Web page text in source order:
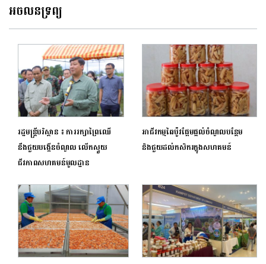
អចលនទ្រព្យ
រដ្ឋមន្រ្តីបរិស្ថាន ៖ ការរក្សាព្រៃឈើ
នឹងជួយបង្កើនចំណូល លើកស្ទួយ
ជីវភាពសហគមន៍មូលដ្ឋាន
អាជីវកម្មឆៃប៉ូវផ្អែមផ្ដល់ចំណូលបន្ថែម
និងជួយដល់កសិករក្នុងសហគមន៍